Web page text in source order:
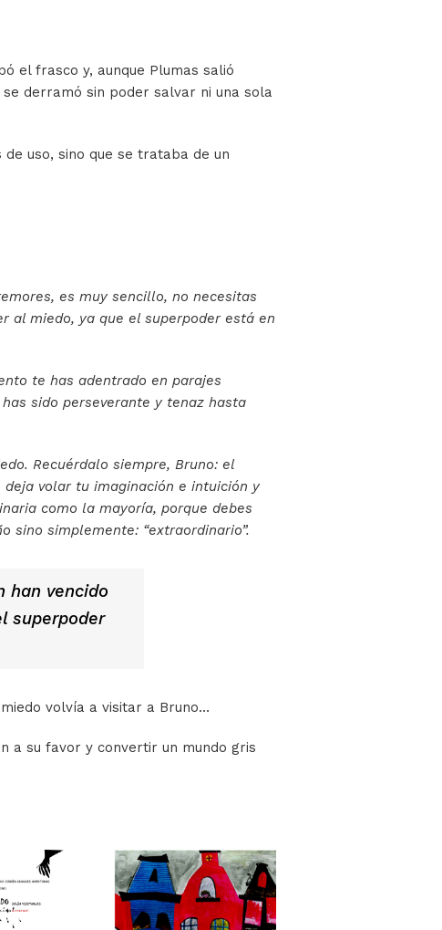
el frasco y, aunque Plumas salió
derramó sin poder salvar ni una sola
uso, sino que se trataba de un
es muy sencillo, no necesitas
al miedo, ya que el superpoder está en
te has adentrado en parajes
sido perseverante y tenaz hasta
Recuérdalo siempre, Bruno: el
volar tu imaginación e intuición y
como la mayoría, porque debes
sino simplemente: “extraordinario”.
han vencido
superpoder
volvía a visitar a Bruno…
a su favor y convertir un mundo gris